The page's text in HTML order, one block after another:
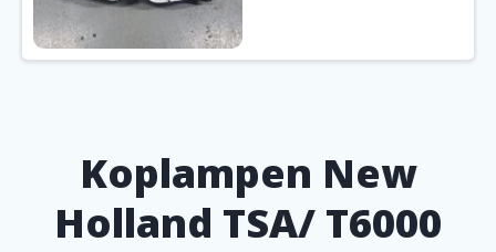
Koplampen New
Holland TSA/ T6000